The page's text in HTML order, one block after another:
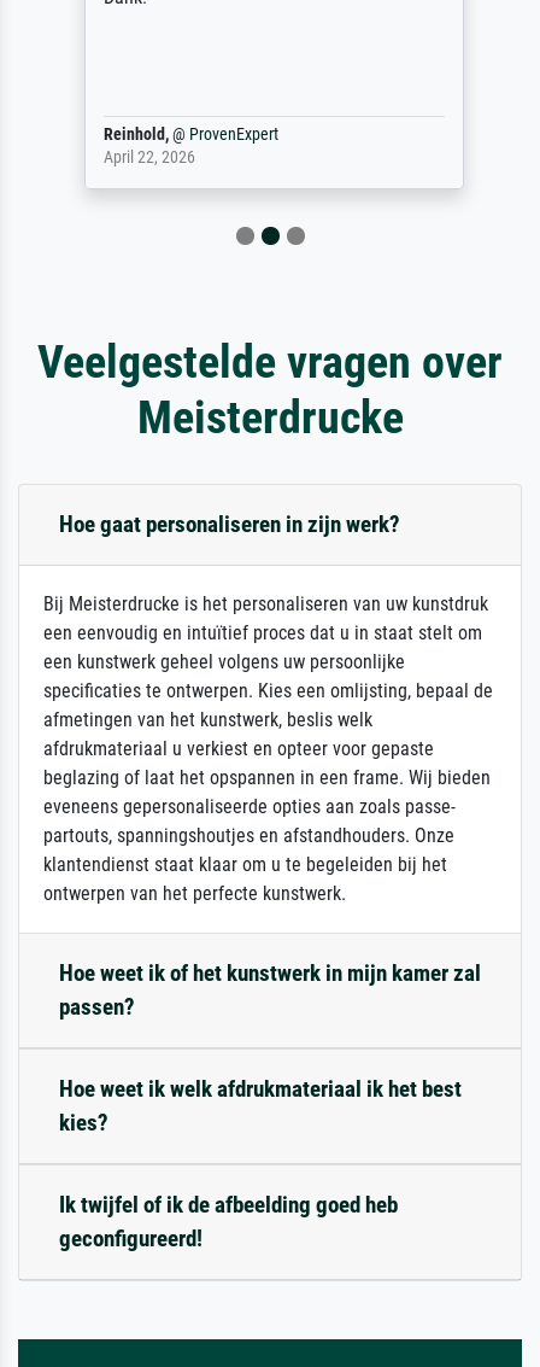
Reinhold,@ ProvenExpert
April 22, 2026
Veelgestelde vragen over
Meisterdrucke
Hoe gaat personaliseren in zijn werk?
Bij Meisterdrucke is het personaliseren van uw kunstdruk
een eenvoudig en intuïtief proces dat u in staat stelt om
een kunstwerk geheel volgens uw persoonlijke
specificaties te ontwerpen. Kies een omlijsting, bepaal de
afmetingen van het kunstwerk, beslis welk
afdrukmateriaal u verkiest en opteer voor gepaste
beglazing of laat het opspannen in een frame. Wij bieden
eveneens gepersonaliseerde opties aan zoals passe-
partouts, spanningshoutjes en afstandhouders. Onze
klantendienst staat klaar om u te begeleiden bij het
ontwerpen van het perfecte kunstwerk.
Hoe weet ik of het kunstwerk in mijn kamer zal
passen?
Hoe weet ik welk afdrukmateriaal ik het best
kies?
Ik twijfel of ik de afbeelding goed heb
geconfigureerd!